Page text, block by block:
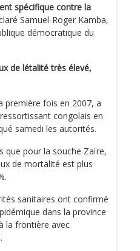
spécifique contre la
Samuel-Roger Kamba,
démocratique du
de létalité très élevé,
première fois en 2007, a
congolais en
samedi les autorités.
que pour la souche Zaïre,
de mortalité est plus
sanitaires ont confirmé
dans la province
la frontière avec